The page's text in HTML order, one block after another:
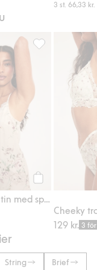
3 st.66,33 kr.
Lägg till i
Köp
Nattlinne i
Cheeky
129 kr. 3
String
Brief